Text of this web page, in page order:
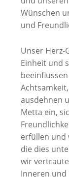
Wünschen
und
Unser Herz-
Einheit und
ausdehnen
Metta ein,
erfüllen und
die dies
wir
Inneren und